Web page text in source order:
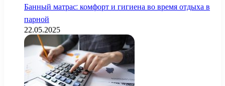
Банный матрас: комфорт и гигиена во время отдыха в
парной
22.05.2025